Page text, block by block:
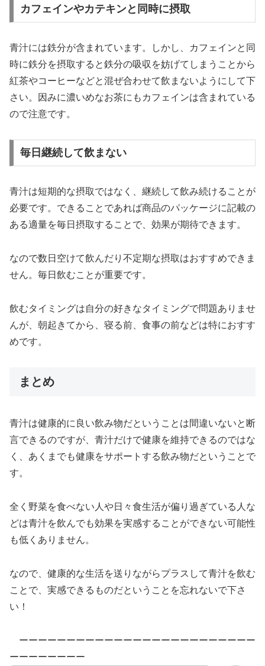
カフェインやカテキンと同時に摂取
青汁には鉄分が含まれています。しかし、カフェインと同
時に鉄分を摂取すると鉄分の吸収を妨げてしまうことから
紅茶やコーヒーなどと混ぜ合わせて飲まないようにして下
さい。因みに濃いめなお茶にもカフェインは含まれている
ので注意です。
毎日継続して飲まない
青汁は短期的な摂取ではなく、継続して飲み続けることが
必要です。できることであれば商品のパッケージに記載の
ある適量を毎日摂取することで、効果が期待できます。
なので数日空けて飲んだり不定期な摂取はおすすめできま
せん。毎日飲むことが重要です。
飲むタイミングは自分の好きなタイミングで問題ありませ
んが、朝起きてから、寝る前、食事の前などは特におすす
めです。
まとめ
青汁は健康的に良い飲み物だということは間違いないと断
言できるのですが、青汁だけで健康を維持できるのではな
く、あくまでも健康をサポートする飲み物だということで
す。
全く野菜を食べない人や日々食生活が偏り過ぎている人な
どは青汁を飲んでも効果を実感することができない可能性
も低くありません。
なので、健康的な生活を送りながらプラスして青汁を飲む
ことで、実感できるものだということを忘れないで下さ
い！
ーーーーーーーーーーーーーーーーーーーーーーーーー
ーーーーーーーー